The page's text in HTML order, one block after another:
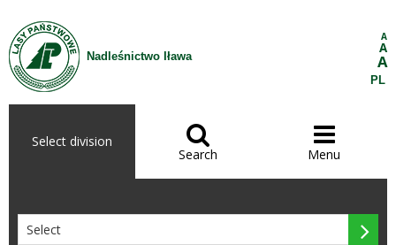
Skip to Content
Nadleśnictwo Iława
A
A
A
PL
Select division 
Search

Menu
